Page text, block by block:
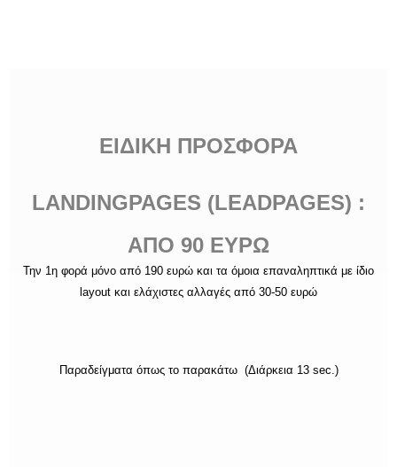
ΕΙΔΙΚΗ ΠΡΟΣΦΟΡΑ
LANDINGPAGES (LEADPAGES) :
ΑΠΟ 90 ΕΥΡΩ
Την 1η φορά μόνο από 190 ευρώ και τα όμοια επαναληπτικά με ίδιο
layout και ελάχιστες αλλαγές από 30-50 ευρώ
Παραδείγματα όπως το παρακάτω (Διάρκεια 13 sec.)